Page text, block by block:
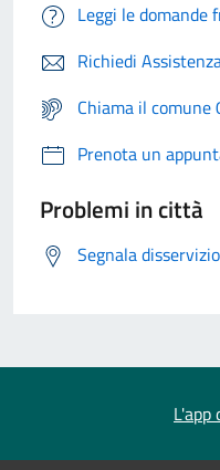
Leggi le domande
Richiedi
Chiama il
Prenota un
Problemi in città
Segnala disservizio